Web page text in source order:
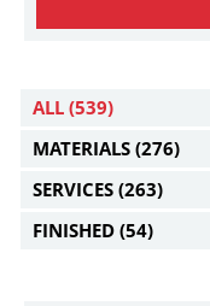
ALL (539)
MATERIALS (276)
SERVICES (263)
FINISHED (54)